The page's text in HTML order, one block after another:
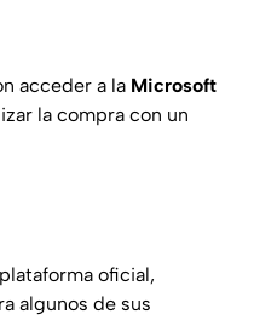
acceder a la Microsoft
la compra con un
oficial,
algunos de sus